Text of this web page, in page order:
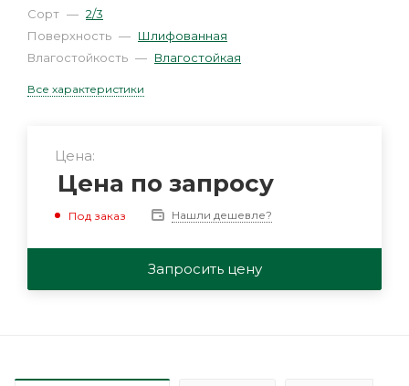
Сорт — 2/3
Поверхность — Шлифованная
Влагостойкость — Влагостойкая
Все характеристики
Цена:
Цена по запросу
Под заказ Нашли дешевле?
Запросить цену